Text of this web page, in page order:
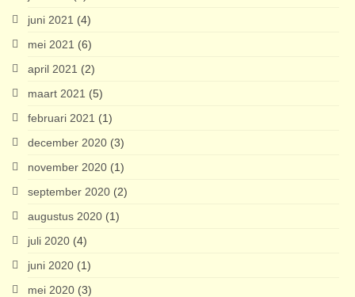
juni 2021 (4)
mei 2021 (6)
april 2021 (2)
maart 2021 (5)
februari 2021 (1)
december 2020 (3)
november 2020 (1)
september 2020 (2)
augustus 2020 (1)
juli 2020 (4)
juni 2020 (1)
mei 2020 (3)